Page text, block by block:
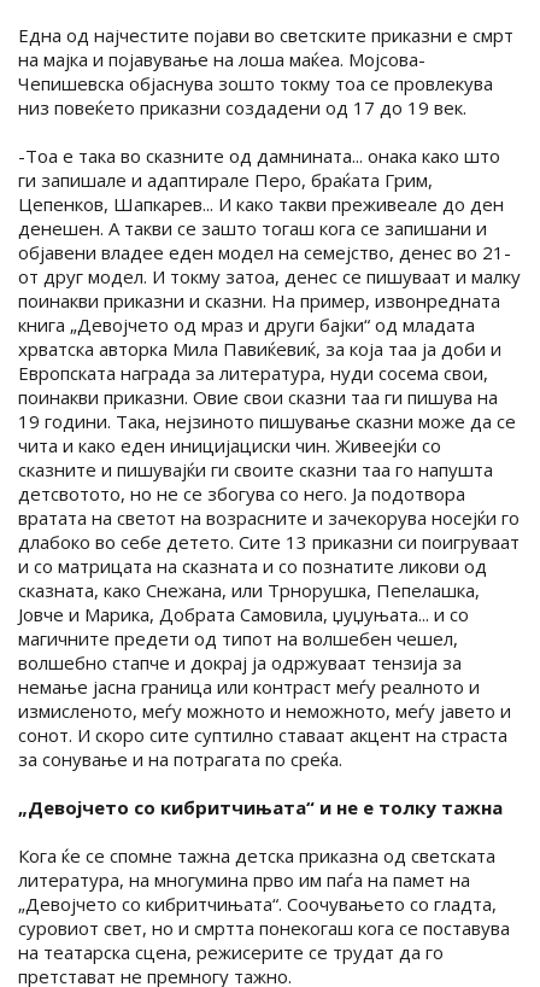
Една од најчестите појави во светските приказни е смрт
на мајка и појавување на лоша маќеа. Мојсова-
Чепишевска објаснува зошто токму тоа се провлекува
низ повеќето приказни создадени од 17 до 19 век.
-Тоа е така во сказните од дамнината... онака како што
ги запишале и адаптирале Перо, браќата Грим,
Цепенков, Шапкарев... И како такви преживеале до ден
денешен. А такви се зашто тогаш кога се запишани и
објавени владее еден модел на семејство, денес во 21-
от друг модел. И токму затоа, денес се пишуваат и малку
поинакви приказни и сказни. На пример, извонредната
книга „Девојчето од мраз и други бајки“ од младата
хрватска авторка Мила Павиќевиќ, за која таа ја доби и
Европската награда за литература, нуди сосема свои,
поинакви приказни. Овие свои сказни таа ги пишува на
19 години. Така, нејзиното пишување сказни може да се
чита и како еден иницијациски чин. Живеејќи со
сказните и пишувајќи ги своите сказни таа го напушта
детсвотото, но не се збогува со него. Ја подотвора
вратата на светот на возрасните и зачекорува носејќи го
длабоко во себе детето. Сите 13 приказни си поигруваат
и со матрицата на сказната и со познатите ликови од
сказната, како Снежана, или Трнорушка, Пепелашка,
Јовче и Марика, Добрата Самовила, џуџуњата... и со
магичните предети од типот на волшебен чешел,
волшебно стапче и докрај ја одржуваат тензија за
немање јасна граница или контраст меѓу реалното и
измисленото, меѓу можното и неможното, меѓу јавето и
сонот. И скоро сите суптилно ставаат акцент на страста
за сонување и на потрагата по среќа.
„Девојчето со кибритчињата“ и не е толку тажна
Кога ќе се спомне тажна детска приказна од светската
литература, на многумина прво им паѓа на памет на
„Девојчето со кибритчињата“. Соочувањето со гладта,
суровиот свет, но и смртта понекогаш кога се поставува
на театарска сцена, режисерите се трудат да го
претстават не премногу тажно.